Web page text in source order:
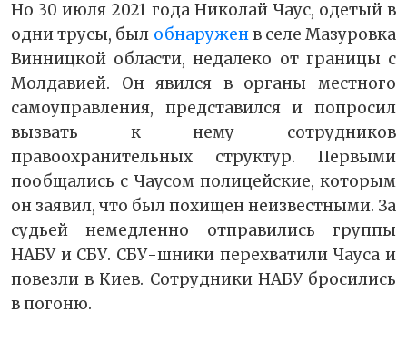
Но 30 июля 2021 года Николай Чаус, одетый в
одни трусы, был обнаруженв селе Мазуровка
Винницкой области, недалеко от границы с
Молдавией. Он явился в органы местного
самоуправления, представился и попросил
вызвать к нему сотрудников
правоохранительных структур. Первыми
пообщались с Чаусом полицейские, которым
он заявил, что был похищен неизвестными. За
судьей немедленно отправились группы
НАБУ и СБУ. СБУ-шники перехватили Чауса и
повезли в Киев. Сотрудники НАБУ бросились
в погоню.